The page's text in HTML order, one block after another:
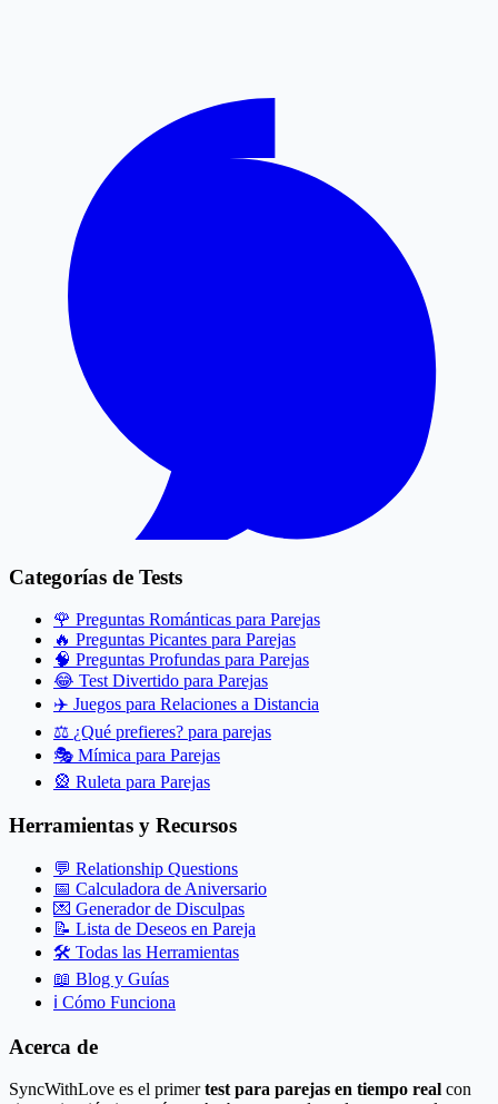
Categorías de Tests
🌹 Preguntas Románticas para Parejas
🔥 Preguntas Picantes para Parejas
🧠 Preguntas Profundas para Parejas
😂 Test Divertido para Parejas
✈️ Juegos para Relaciones a Distancia
⚖️ ¿Qué prefieres? para parejas
🎭 Mímica para Parejas
🎡 Ruleta para Parejas
Herramientas y Recursos
💬 Relationship Questions
📅 Calculadora de Aniversario
💌 Generador de Disculpas
📝 Lista de Deseos en Pareja
🛠️ Todas las Herramientas
📖 Blog y Guías
ℹ️ Cómo Funciona
Acerca de
SyncWithLove es el primertest para parejas en tiempo real con